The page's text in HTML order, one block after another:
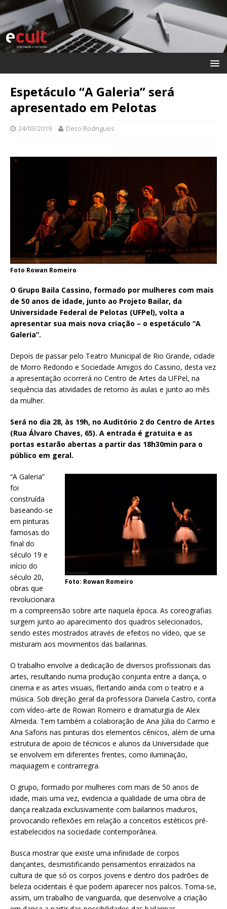
Espetáculo “A Galeria” será
apresentado em Pelotas
24/03/2019 Deco Rodrigues
Foto Rowan Romeiro
O Grupo Baila Cassino, formado por mulheres com mais
de 50 anos de idade, junto ao Projeto Bailar, da
Universidade Federal de Pelotas (UFPel), volta a
apresentar sua mais nova criação – o espetáculo “A
Galeria”.
Depois de passar pelo Teatro Municipal de Rio Grande, cidade
de Morro Redondo e Sociedade Amigos do Cassino, desta vez
a apresentação ocorrerá no Centro de Artes da UFPel, na
sequência das atividades de retorno às aulas e junto ao mês
da mulher.
Será no dia 28, às 19h, no Auditório 2 do Centro de Artes
(Rua Álvaro Chaves, 65). A entrada é gratuita e as
portas estarão abertas a partir das 18h30min para o
público em geral.
Foto: Rowan Romeiro
“A Galeria”
foi
construída
baseando-se
em pinturas
famosas do
final do
século 19 e
início do
século 20,
obras que
revolucionara
m a compreensão sobre arte naquela época. As coreografias
surgem junto ao aparecimento dos quadros selecionados,
sendo estes mostrados através de efeitos no vídeo, que se
misturam aos movimentos das bailarinas.
O trabalho envolve a dedicação de diversos profissionais das
artes, resultando numa produção conjunta entre a dança, o
cinema e as artes visuais, flertando ainda com o teatro e a
música. Sob direção geral da professora Daniela Castro, conta
com vídeo-arte de Rowan Romeiro e dramaturgia de Alex
Almeida. Tem também a colaboração de Ana Júlia do Carmo e
Ana Safons nas pinturas dos elementos cênicos, além de uma
estrutura de apoio de técnicos e alunos da Universidade que
se envolvem em diferentes frentes, como iluminação,
maquiagem e contrarregra.
O grupo, formado por mulheres com mais de 50 anos de
idade, mais uma vez, evidencia a qualidade de uma obra de
dança realizada exclusivamente com bailarinos maduros,
provocando reflexões em relação a conceitos estéticos pré-
estabelecidos na sociedade contemporânea.
Busca mostrar que existe uma infinidade de corpos
dançantes, desmistificando pensamentos enraizados na
cultura de que só os corpos jovens e dentro dos padrões de
beleza ocidentais é que podem aparecer nos palcos. Torna-se,
assim, um trabalho de vanguarda, que desenvolve a criação